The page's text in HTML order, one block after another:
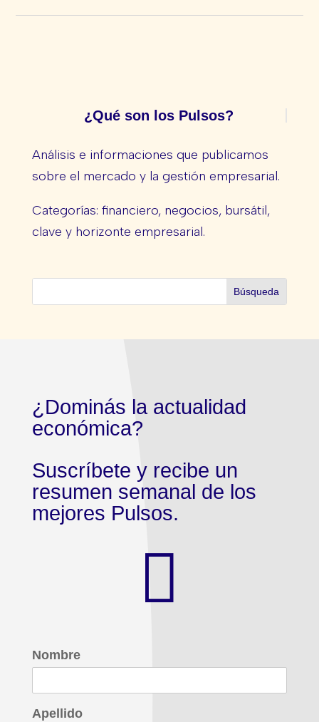
¿Qué son los Pulsos?
Análisis e informaciones que publicamos
sobre el mercado y la gestión empresarial.
Categorías: financiero, negocios, bursátil,
clave y horizonte empresarial.
¿Dominás la actualidad
económica?
Suscríbete y recibe un
resumen semanal de los
mejores Pulsos.

Nombre
Apellido